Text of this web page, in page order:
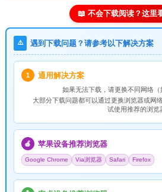
📖 不会下载阅读？这里
⚠️ 遇到下载问题？请参考以下解决方案
1 通用解决方案
如果无法下载，请更换不同网络（
大部分下载问题都可以通过更换浏览器或网
试使用推荐的浏览
🍎 苹果设备推荐浏览器
Google Chrome Via浏览器 Safari Firefox